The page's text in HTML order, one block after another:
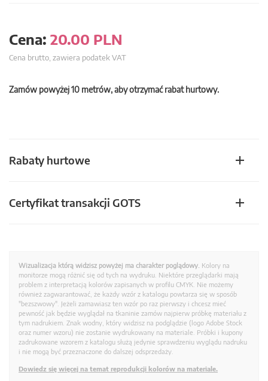
Cena: 20.00 PLN
Cena brutto, zawiera podatek VAT
Zamów powyżej 10 metrów, aby otrzymać rabat hurtowy.
Rabaty hurtowe
Certyfikat transakcji GOTS
Wizualizacja którą widzisz powyżej ma charakter poglądowy. Kolory na
monitorze mogą różnić się od tych na wydruku. Niektóre przeglądarki mają
problem z interpretacją kolorów zapisanych w profilu CMYK. Nie możemy
również zagwarantować, że każdy wzór z katalogu powtarza się w sposób
"bezszwowy". Jeżeli zamawiasz ten wzór po raz pierwszy i chcesz mieć
pewność jak będzie wyglądał na tkaninie zamów najpierw próbkę materiału z
tym nadrukiem. Znak wodny, który widzisz na podglądzie (logo Adobe Stock
oraz numer wzoru) nie zostanie wydrukowany na materiale. Próbki i kupony
zadrukowane wzorem z katalogu służą jedynie sprawdzeniu wyglądu nadruku
i nie mogą być przeznaczone do dalszej odsprzedaży.
Dowiedz się więcej na temat reprodukcji kolorów na materiale.